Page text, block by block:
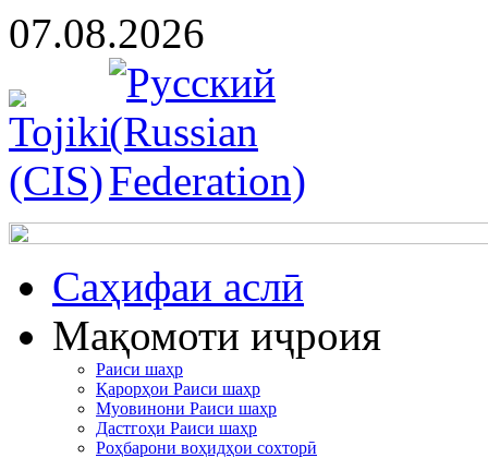
07.08.2026
Cаҳифаи аслӣ
Мақомоти иҷроия
Раиси шаҳр
Қарорҳои Раиси шаҳр
Муовинони Раиси шаҳр
Дастгоҳи Раиси шаҳр
Роҳбарони воҳидҳои сохторӣ